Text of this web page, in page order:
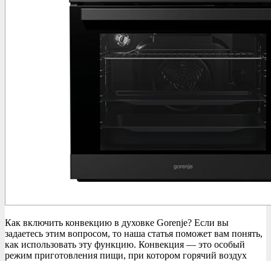
Как включить конвекцию в духовке Gorenje? Если вы
задаетесь этим вопросом, то наша статья поможет вам понять,
как использовать эту функцию. Конвекция — это особый
режим приготовления пищи, при котором горячий воздух